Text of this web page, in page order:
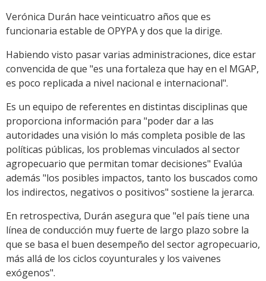
Verónica Durán hace veinticuatro años que es
funcionaria estable de OPYPA y dos que la dirige.
Habiendo visto pasar varias administraciones, dice estar
convencida de que "es una fortaleza que hay en el MGAP,
es poco replicada a nivel nacional e internacional".
Es un equipo de referentes en distintas disciplinas que
proporciona información para "poder dar a las
autoridades una visión lo más completa posible de las
políticas públicas, los problemas vinculados al sector
agropecuario que permitan tomar decisiones" Evalúa
además "los posibles impactos, tanto los buscados como
los indirectos, negativos o positivos" sostiene la jerarca.
En retrospectiva, Durán asegura que "el país tiene una
línea de conducción muy fuerte de largo plazo sobre la
que se basa el buen desempeño del sector agropecuario,
más allá de los ciclos coyunturales y los vaivenes
exógenos".